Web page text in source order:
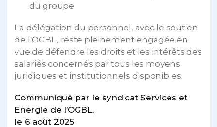
du groupe
La délégation du personnel, avec le soutien
de l’OGBL, reste pleinement engagée en
vue de défendre les droits et les intérêts des
salariés concernés par tous les moyens
juridiques et institutionnels disponibles.
Communiqué par le syndicat Services et
Energie de l’OGBL,
le 6 août 2025